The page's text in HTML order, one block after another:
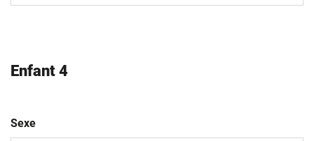
Enfant 4
Sexe